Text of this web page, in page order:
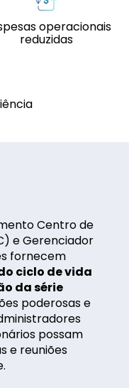
operacionais
reduzidas
Centro de
e Gerenciador
fornecem
ciclo de vida
da série
poderosas e
possam
e reuniões